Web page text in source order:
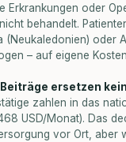
Erkrankungen oder
behandelt.
(Neukaledonien) oder
– auf eigene
ersetzen
zahlen in das
USD/Monat). Das
vor Ort, aber